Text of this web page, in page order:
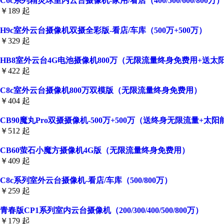
￥189 起
H9c室外云台摄像机双摄全彩版-看店/车库（500万+500万）
￥329 起
HB8室外云台4G电池摄像机800万（无限流量终身免费用+送太
￥422 起
C8c室外云台摄像机800万双模版（无限流量终身免费用）
￥404 起
CB90魔丸Pro双摄摄像机-500万+500万（送终身无限流量+太阳
￥512 起
CB60萤石小魔方摄像机4G版（无限流量终身免费用）
￥409 起
C8c系列室外云台摄像机-看店/车库（500/800万）
￥259 起
青春版CP1系列室内云台摄像机（200/300/400/500/800万）
￥179 起